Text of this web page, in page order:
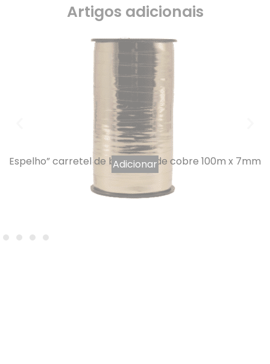
Artigos adicionais
Espelho” carretel de bolduche de cobre 100m x 7mm
Adicionar